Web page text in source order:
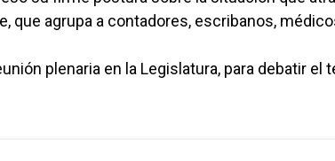
que agrupa a contadores, escribanos,
plenaria en la Legislatura, para debatir el